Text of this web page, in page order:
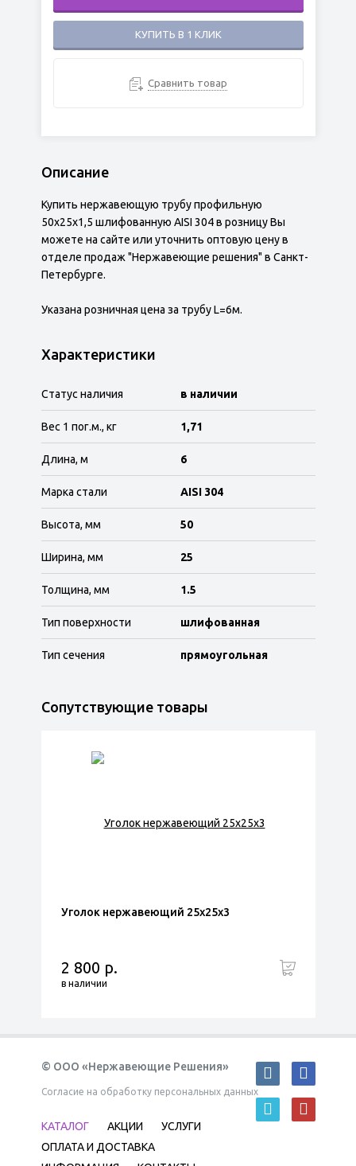
КУПИТЬ В 1 КЛИК
Сравнить товар
Описание
Купить нержавеющую трубу профильную
50х25х1,5 шлифованную AISI 304 в розницу Вы
можете на сайте или уточнить оптовую цену в
отделе продаж "Нержавеющие решения" в Санкт-
Петербурге.
Указана розничная цена за трубу L=6м.
Характеристики
Статус наличия в наличии
Вес 1 пог.м., кг 1,71
Длина, м 6
Марка стали AISI 304
Высота, мм 50
Ширина, мм 25
Толщина, мм 1.5
Тип поверхности шлифованная
Тип сечения прямоугольная
Сопутствующие товары
Уголок нержавеющий 25х25х3
2 800 р.
в наличии
© ООО «Нержавеющие Решения»
Согласие на обработку персональных данных
КАТАЛОГ АКЦИИ
УСЛУГИ
ОПЛАТА И ДОСТАВКА